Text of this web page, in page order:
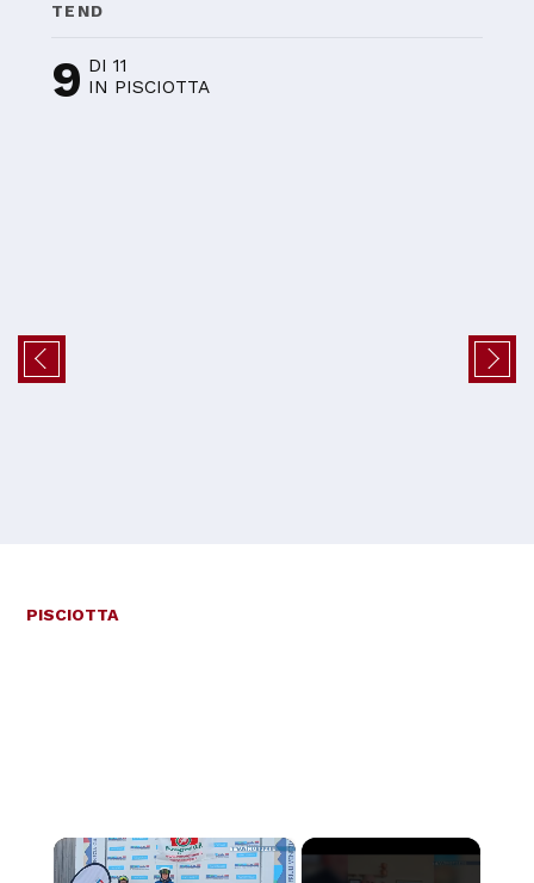
TEND
9 DI 11
IN PISCIOTTA
PISCIOTTA
×